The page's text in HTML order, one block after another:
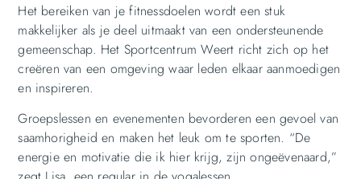
Het bereiken van je fitnessdoelen wordt een stuk
makkelijker als je deel uitmaakt van een ondersteunende
gemeenschap. Het Sportcentrum Weert richt zich op het
creëren van een omgeving waar leden elkaar aanmoedigen
en inspireren.
Groepslessen en evenementen bevorderen een gevoel van
saamhorigheid en maken het leuk om te sporten. “De
energie en motivatie die ik hier krijg, zijn ongeëvenaard,”